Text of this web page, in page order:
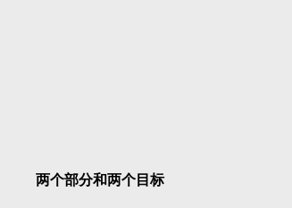
两个部分和两个目标